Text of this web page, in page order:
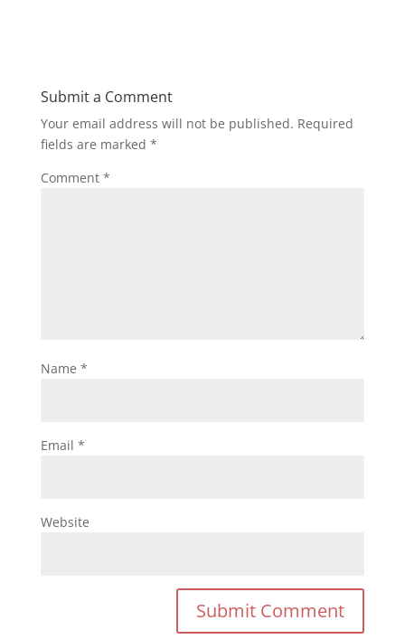
Submit a Comment
Your email address will not be published. Required
fields are marked *
Comment *
Name *
Email *
Website